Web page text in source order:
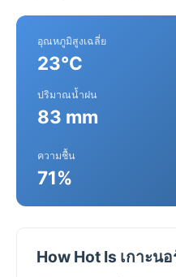
อุณหภูมิสูงเฉลี่ย
23°C
ปริมาณน้ำฝน
83 mm
ความชื้น
71%
How Hot Is เกาะน